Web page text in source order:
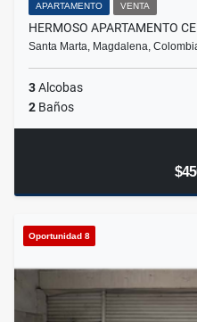
APARTAMENTO VENTA
HERMOSO APARTAMENTO
Santa Marta, Magdalena,
3Alcobas
2 Baños
Oportunidad 8